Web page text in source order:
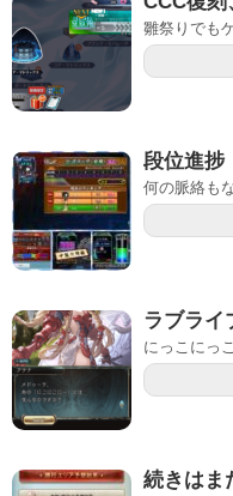
雛祭りでも
段位進捗
何の脈絡も
ラブライ
にっこにっ
続きはま